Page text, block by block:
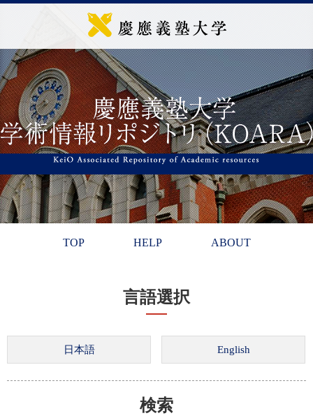
TOP HELP ABOUT
言語選択
検索